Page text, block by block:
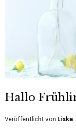
Hallo
Veröffentlicht von Liska